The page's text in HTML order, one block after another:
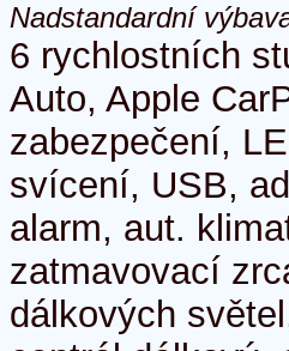
Nadstandardní
6 rychlostních
Auto, Apple
zabezpečení,
svícení, USB,
alarm, aut.
zatmavovací
dálkových